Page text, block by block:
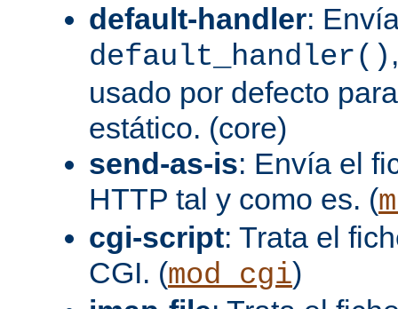
default-handler:
default_handler()
usado por defecto
estático. (core)
send-as-is: Envía el
HTTP tal y como es. (
cgi-script: Trata el
CGI. (mod_cgi)